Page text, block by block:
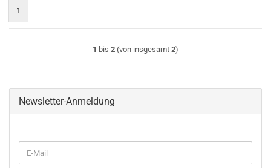
1
1 bis 2 (von insgesamt 2)
Newsletter-Anmeldung
ZUR
E-
Mail